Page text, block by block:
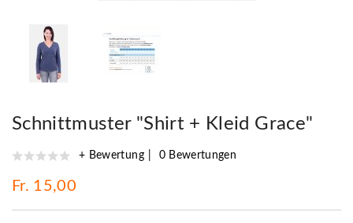
Schnittmuster "Shirt + Kleid Grace"
+ Bewertung 0 Bewertungen
Fr. 15,00